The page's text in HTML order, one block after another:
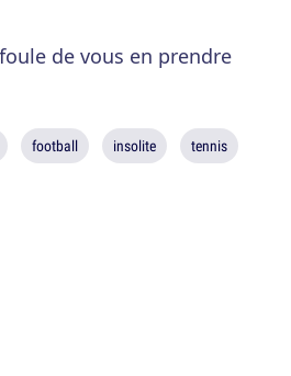
de vous en prendre
football insolite tennis